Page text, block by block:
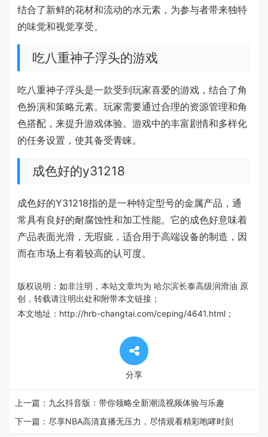
结合了新鲜的花材和流动的水元素，为参与者带来独特
的味觉和视觉享受。
吃八重神子浮头的游戏
吃八重神子浮头是一款受到玩家喜爱的游戏，结合了角
色扮演和策略元素。玩家需要通过合理的资源管理和角
色搭配，来提升游戏体验。游戏中的丰富剧情和多样化
的任务设置，使其备受青睐。
成色好的y31218
成色好的Y31218指的是一种特定型号的金属产品，通
常具有良好的耐腐蚀性和加工性能。它的成色好意味着
产品表面光滑，无瑕疵，适合用于高端设备的制造，因
而在市场上有着较高的认可度。
版权说明：如非注明，本站文章均为 哈尔滨长泰高级润滑油 原
创，转载请注明出处和附带本文链接；
本文地址： http://hrb-changtai.com/ceping/4641.html；
分享
上一篇： 九幺抖音版：带你领略全新潮流视频体验与乐趣
下一篇： 尽享NBA高清直播无压力，尽情观看精彩咆哮时刻